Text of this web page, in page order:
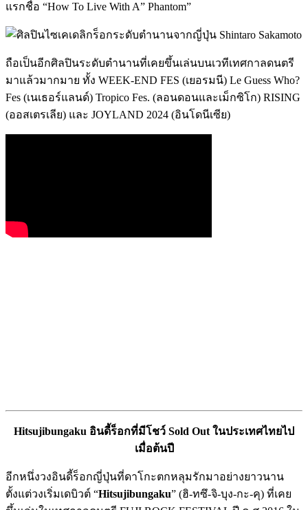
แรกชื่อ “How To Live With A” Phantom”
ถือเป็นอีกศิลปินระดับตำนานที่เคยขึ้นเล่นบนเวทีเทศกาลดนตรี
มาแล้วมากมาย ทั้ง WEEK-END FES (เยอรมนี) Le Guess Who?
Fes (เนเธอร์แลนด์) Tropico Fes. (ลอนดอนและเม็กซิโก) RISING
(ออสเตรเลีย) และ JOYLAND 2024 (อินโดนีเซีย)
Hitsujibungaku อินดี้ร็อกที่มีโชว์ Sold Out ในประเทศไทยไป
เมื่อต้นปี
อีกหนึ่งวงอินดี้ร็อกญี่ปุ่นที่ดาโกะตกหลุมรักมาอย่างยาวนาน
ตั้งแต่วงเริ่มเดบิวต์ “Hitsujibungaku” (ฮิ-ทซึ-จิ-บุง-กะ-คุ) ที่เคย